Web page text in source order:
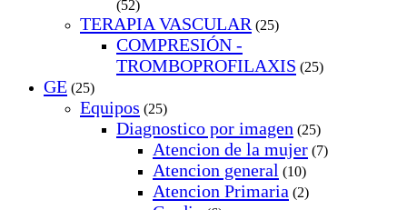
(52)
TERAPIA VASCULAR (25)
COMPRESIÓN -
TROMBOPROFILAXIS (25)
GE (25)
Equipos (25)
Diagnostico por imagen (25)
Atencion de la mujer (7)
Atencion general (10)
Atencion Primaria (2)